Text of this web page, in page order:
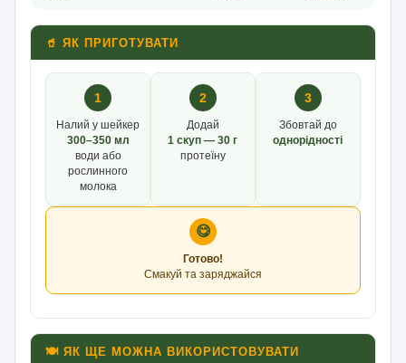
🥤 ЯК ПРИГОТУВАТИ
1
Налий у шейкер
300–350 мл
води або
рослинного
молока
2
Додай
1 скуп — 30 г
протеїну
3
Збовтай до
однорідності
😋
Готово!
Смакуй та заряджайся
🍽 ЯК ЩЕ МОЖНА ВИКОРИСТОВУВАТИ